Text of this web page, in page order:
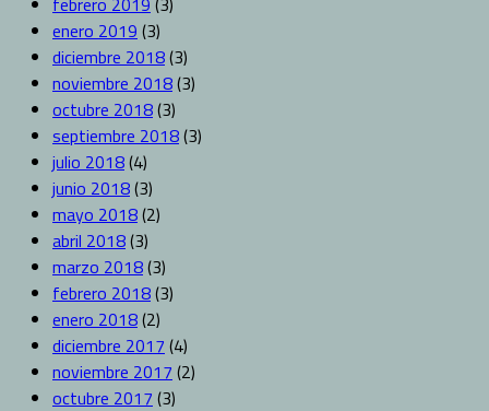
enero 2019 (3)
diciembre 2018(3)
noviembre 2018(3)
octubre 2018(3)
septiembre 2018(3)
julio 2018(4)
junio 2018(3)
mayo 2018(2)
abril 2018(3)
marzo 2018(3)
febrero 2018(3)
enero 2018(2)
diciembre 2017 (4)
noviembre 2017 (2)
octubre 2017 (3)